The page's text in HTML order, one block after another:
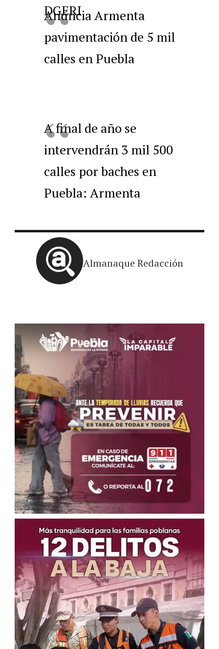
DGERI
Anuncia Armenta
pavimentación de 5 mil
calles en Puebla
A final de año se
intervendrán 3 mil 500
calles por baches en
Puebla: Armenta
Almanaque Redacción